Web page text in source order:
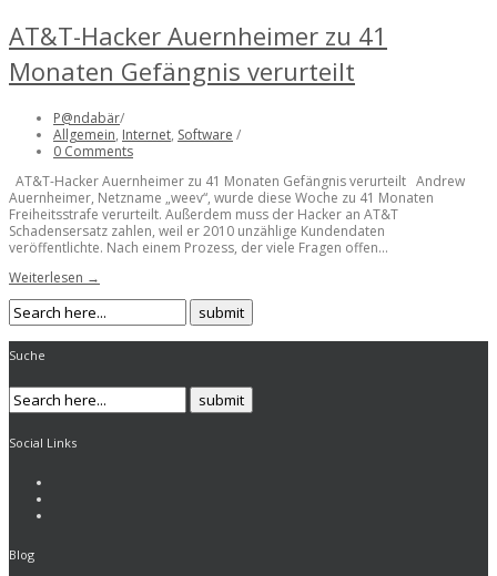
AT&T-Hacker Auernheimer zu 41
Monaten Gefängnis verurteilt
P@ndabär/
Allgemein, Internet, Software /
0 Comments
AT&T-Hacker Auernheimer zu 41 Monaten Gefängnis verurteilt Andrew
Auernheimer, Netzname „weev“, wurde diese Woche zu 41 Monaten
Freiheitsstrafe verurteilt. Außerdem muss der Hacker an AT&T
Schadensersatz zahlen, weil er 2010 unzählige Kundendaten
veröffentlichte. Nach einem Prozess, der viele Fragen offen...
Weiterlesen →
Suche
Social Links
Blog